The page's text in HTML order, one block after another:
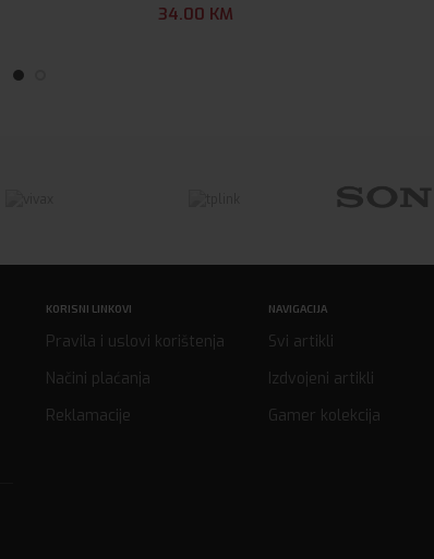
34.00 KM
KORISNI LINKOVI
Pravila i uslovi korištenja
Načini plaćanja
Reklamacije
NAVIGACIJA
Svi artikli
Izdvojeni artikli
Gamer kolekcija